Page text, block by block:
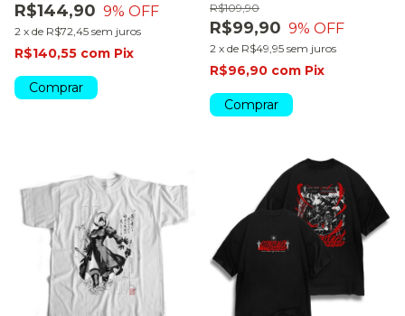
R$144,90 9% OFF
2 x de R$72,45 sem juros
R$140,55 com Pix
Comprar
R$99,90
R$109,90
9% OFF
2 x de R$49,95 sem juros
R$96,90 com Pix
Comprar